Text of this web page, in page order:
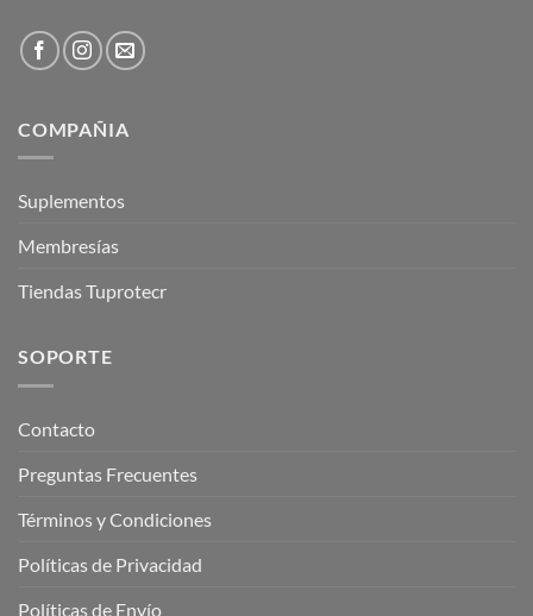
COMPAÑIA
Suplementos
Membresías
Tiendas Tuprotecr
SOPORTE
Contacto
Preguntas Frecuentes
Términos y Condiciones
Políticas de Privacidad
Políticas de Envío